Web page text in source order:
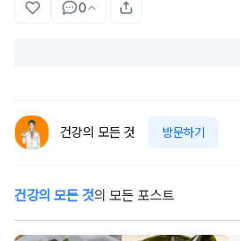
0
건강의 모든 것 방문하기
건강의 모든 것의 모든 포스트